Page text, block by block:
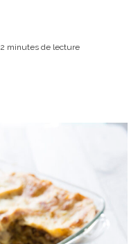
2 minutes de lecture